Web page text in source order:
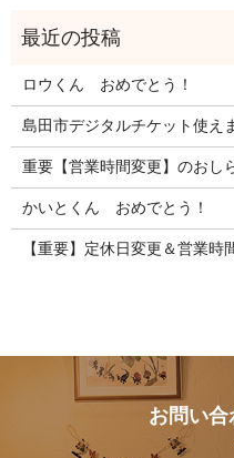
ロウくん おめでとう！
島田市デジタルチケット使え
重要【営業時間変更】のおし
かいとくん おめでとう！
【重要】定休日変更＆営業時
お問い